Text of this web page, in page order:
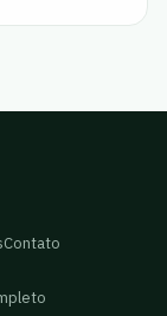
Contato